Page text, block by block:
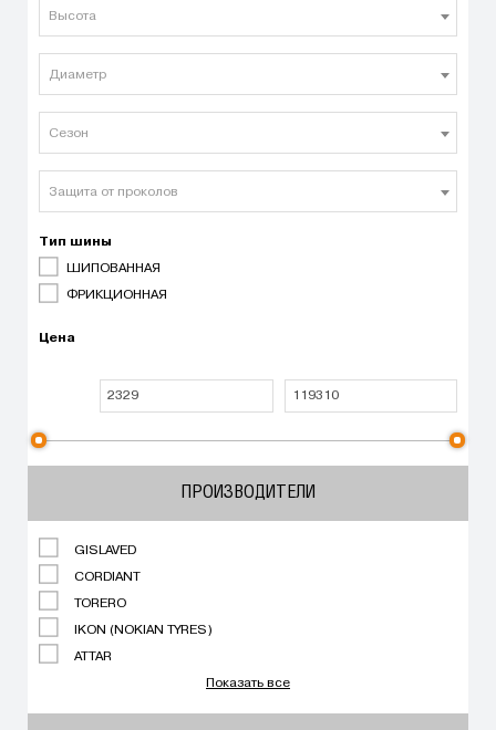
Высота
Диаметр
Сезон
Защита от проколов
Тип шины
ШИПОВАННАЯ
ФРИКЦИОННАЯ
Цена
ПРОИЗВОДИТЕЛИ
GISLAVED
CORDIANT
TORERO
IKON (NOKIAN TYRES)
ATTAR
Показать все